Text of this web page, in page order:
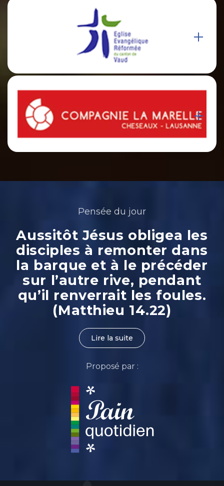
Pensée du jour
Aussitôt Jésus obligea les
disciples à remonter dans
la barque et à le précéder
sur l’autre rive, pendant
qu’il renverrait les foules.
(Matthieu 14.22)
Lire la suite
Proposé par :